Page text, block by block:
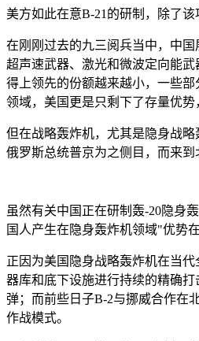
美方如此在意B-21的研制，除了
在刚刚过去的九三阅兵当中，中
超声速武器、激光和微波定向能
得上领先的份额越来越小，一些
领域，美国更是只剩下了存量优
但在战略轰炸机，尤其是隐身战
俄罗斯总统普京为之侧目，而来
虽然有关中国正在研制轰-20隐身
国人产生在隐身轰炸机领域"优势
正因为美国隐身战略轰炸机在当
器库和底下设施进行持续的精确
弹；而前些日子B-2与挪威合作在
作战模式。